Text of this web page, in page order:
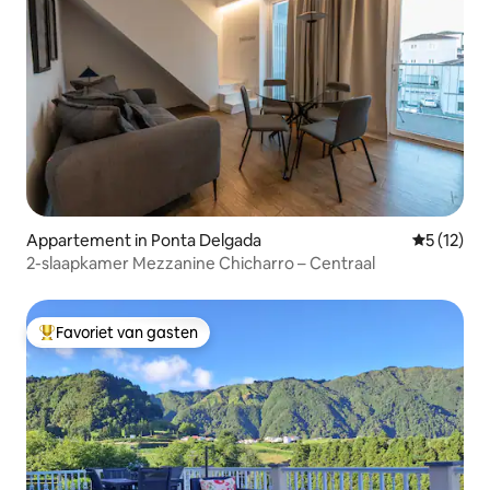
Appartement in Ponta Delgada
5 (12)
2-slaapkamer Mezzanine Chicharro – Centraal
Topfavoriet van gasten
Favoriet van gasten